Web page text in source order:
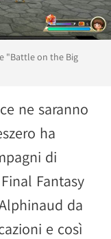
"Battle on the Big
ne saranno
ha
di
Fantasy
da
e così